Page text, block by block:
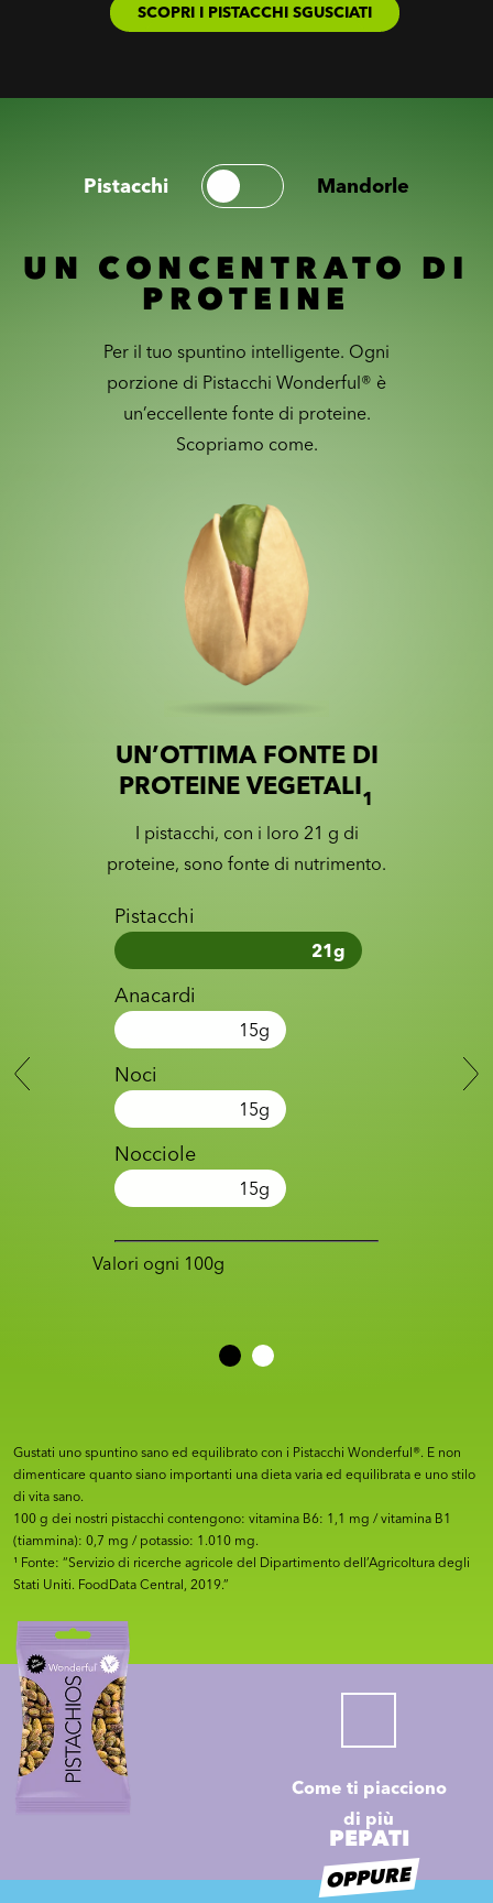
SCOPRI I PISTACCHI SGUSCIATI
Pistacchi Mandorle
UN CONCENTRATO DI
PROTEINE
Per il tuo spuntino intelligente. Ogni
porzione di Pistacchi Wonderful® è
un’eccellente fonte di proteine.
Scopriamo come.
Slider with nutrition information
Slide 1 of 2
UN’OTTIMA FONTE DI
PROTEINE VEGETALI1
I pistacchi, con i loro 21 g di
proteine, sono fonte di nutrimento.
Pistacchi
21g
Anacardi
15g
Noci
15g
Nocciole
15g
Valori ogni 100g
Gustati uno spuntino sano ed equilibrato con i Pistacchi Wonderful®. E non
dimenticare quanto siano importanti una dieta varia ed equilibrata e uno stilo
di vita sano.
100 g dei nostri pistacchi contengono: vitamina B6: 1,1 mg / vitamina B1
(tiammina): 0,7 mg / potassio: 1.010 mg.
¹ Fonte: “Servizio di ricerche agricole del Dipartimento dell’Agricoltura degli
Stati Uniti. FoodData Central, 2019.”
Come ti piacciono
di più
PEPATI
OPPURE